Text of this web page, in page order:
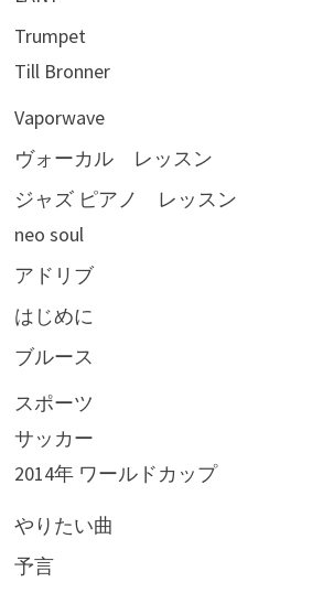
Trumpet
Till Bronner
Vaporwave
ヴォーカル レッスン
ジャズ ピアノ レッスン
neo soul
アドリブ
はじめに
ブルース
スポーツ
サッカー
2014年 ワールドカップ
やりたい曲
予言